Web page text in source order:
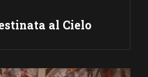
al Cielo